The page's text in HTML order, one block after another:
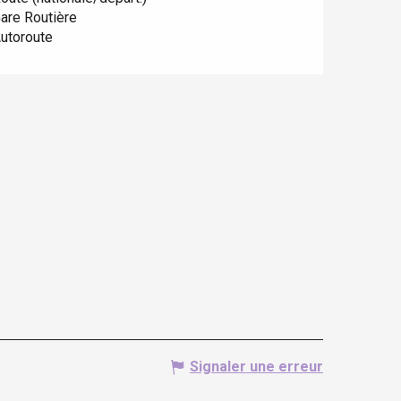
Routière
Signaler une erreur